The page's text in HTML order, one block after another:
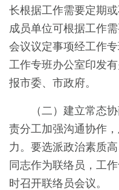
长根据工作需要定期
成员单位可根据工作
会议议定事项经工作
工作专班办公室印发
报市委、市政府。
（二）建立常态
责分工加强沟通协作
力。要选派政治素质
同志作为联络员，工
时召开联络员会议。